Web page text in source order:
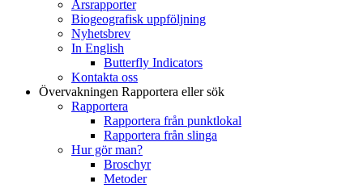
Årsrapporter
Biogeografisk uppföljning
Nyhetsbrev
In English
Butterfly Indicators
Kontakta oss
Övervakningen Rapportera eller sök
Rapportera
Rapportera från punktlokal
Rapportera från slinga
Hur gör man?
Broschyr
Metoder